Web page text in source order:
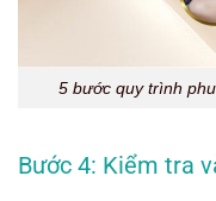
5 bước quy trình
Bước 4: Kiểm tra